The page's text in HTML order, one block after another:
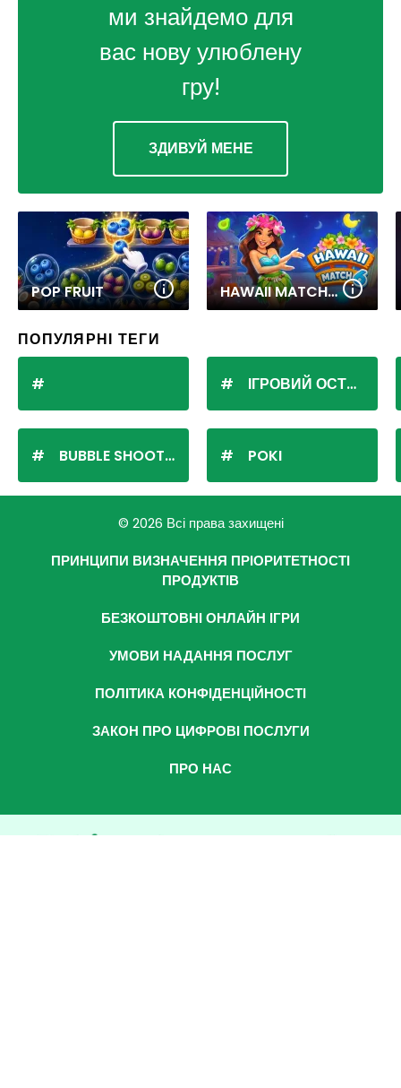
ми знайдемо для
вас нову улюблену
гру!
ЗДИВУЙ МЕНЕ
POP FRUIT HAWAII MATCH 6
ПОПУЛЯРНІ ТЕГИ
BUBBLE SHOOTER
ІГРОВИЙ ОСТРІВ
POKI
© 2026 Всі права захищені
ПРИНЦИПИ ВИЗНАЧЕННЯ ПРІОРИТЕТНОСТІ
ПРОДУКТІВ
БЕЗКОШТОВНІ ОНЛАЙН ІГРИ
УМОВИ НАДАННЯ ПОСЛУГ
ПОЛІТИКА КОНФІДЕНЦІЙНОСТІ
ЗАКОН ПРО ЦИФРОВІ ПОСЛУГИ
ПРО НАС